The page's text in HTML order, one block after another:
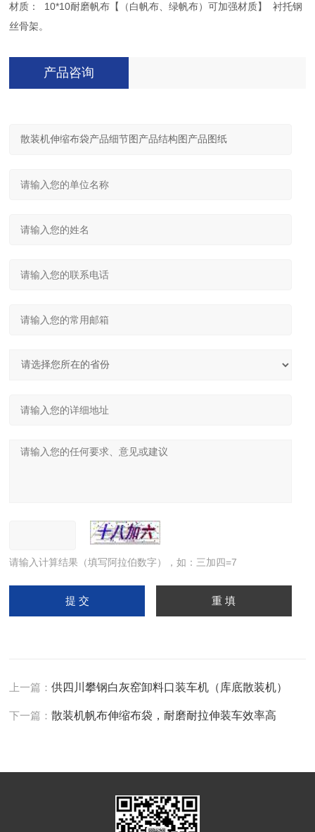
材质： 10*10耐磨帆布【（白帆布、绿帆布）可加强材质】 衬托钢
丝骨架。
产品咨询
请输入计算结果（填写阿拉伯数字），如：三加四=7
上一篇：供四川攀钢白灰窑卸料口装车机（库底散装机）
下一篇：散装机帆布伸缩布袋，耐磨耐拉伸装车效率高